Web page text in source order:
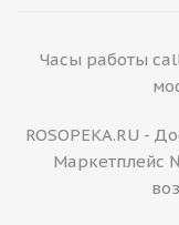
Часы работы
ROSOPEKA.RU -
Маркетплейс